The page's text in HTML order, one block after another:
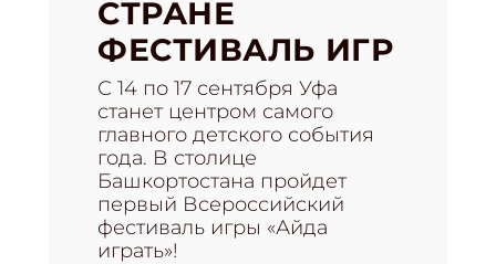
СТРАНЕ
ФЕСТИВАЛЬ ИГР
С 14 по 17 сентября Уфа
станет центром самого
главного детского события
года. В столице
Башкортостана пройдет
первый Всероссийский
фестиваль игры «Айда
играть»!